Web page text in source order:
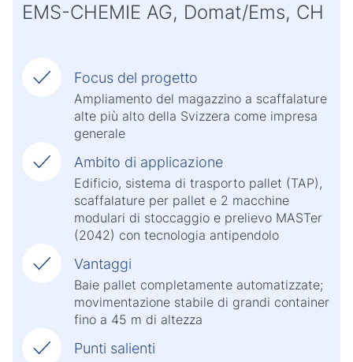
EMS-CHEMIE AG, Domat/Ems, CH
Focus del progetto
Ampliamento del magazzino a scaffalature
alte più alto della Svizzera come impresa
generale
Ambito di applicazione
Edificio, sistema di trasporto pallet (TAP),
scaffalature per pallet e 2 macchine
modulari di stoccaggio e prelievo MASTer
(2042) con tecnologia antipendolo
Vantaggi
Baie pallet completamente automatizzate;
movimentazione stabile di grandi container
fino a 45 m di altezza
Punti salienti